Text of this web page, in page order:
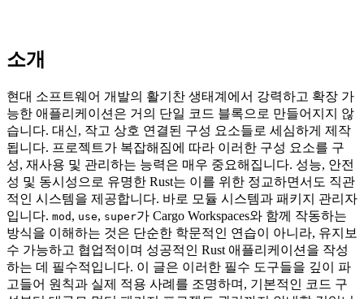
소개
현대 소프트웨어 개발의 활기찬 생태계에서 강력하고 확장 가
능한 애플리케이션은 거의 단일 코드 블록으로 만들어지지 않
습니다. 대신, 작고 상호 연결된 구성 요소들로 세심하게 제작
됩니다. 프로젝트가 복잡해짐에 따라 이러한 구성 요소를 구
성, 재사용 및 관리하는 능력은 매우 중요해집니다. 성능, 안전
성 및 동시성으로 유명한 Rust는 이를 위한 정교하면서도 직관
적인 시스템을 제공합니다. 바로 모듈 시스템과 패키지 관리자
입니다. mod , use, super가 Cargo Workspaces와 함께 작동하는
방식을 이해하는 것은 단순한 학문적인 연습이 아니라, 유지보
수 가능하고 협업적이며 성공적인 Rust 애플리케이션을 작성
하는 데 필수적입니다. 이 글은 이러한 필수 도구들을 깊이 파
고들어 원칙과 실제 적용 사례를 조명하며, 기본적인 코드 구